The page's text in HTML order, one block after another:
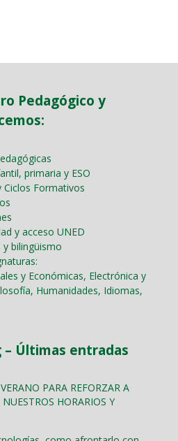
Pedagógico y
primaria y ESO
Formativos
y acceso UNED
bilingüismo
y Económicas, Electrónica y
Humanidades, Idiomas,
– Últimas entradas
PARA REFORZAR A
HORARIOS Y